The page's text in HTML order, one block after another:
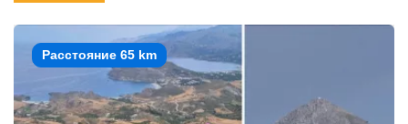
Расстояние 65 km